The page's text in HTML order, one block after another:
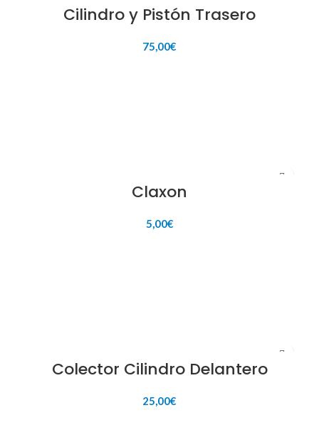
Cilindro y Pistón Trasero
75,00€
Claxon
5,00€
Colector Cilindro Delantero
25,00€